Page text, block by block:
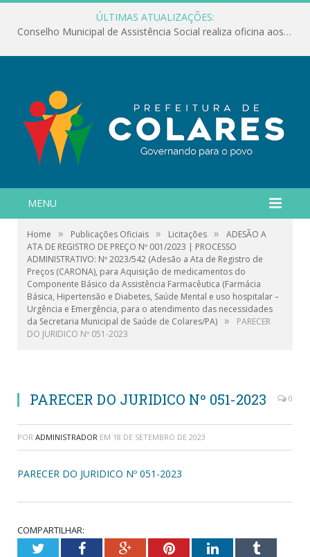
ÚLTIMAS ATUALIZAÇÕES:
Conselho Municipal de Assistência Social realiza oficina aos servidores
MENU
Home » Publicações Oficiais » Licitações »
ADESÃO A
ATA DE REGISTRO DE PREÇO Nº 001/2023 | PROCESSO
ADMINISTRATIVO: Nº 2023/542 (Adesão a Ata de Registro de
Preços (CARONA), para Aquisição de medicamentos do
Componente Básico da Assistência Farmacêutica (Farmácia
Básica, Hipertensão e Diabetes, Saúde Mental e uso hospitalar –
Urgência e Emergência, para o atendimento das necessidades
da Secretaria Municipal de Saúde de Colares/PA) »
PARECER
DO JURIDICO Nº 051-2023
PARECER DO JURIDICO Nº 051-2023 0
POR ADMINISTRADOR EM 18 DE SETEMBRO DE 2023
PARECER DO JURIDICO Nº 051-2023
COMPARTILHAR:
TwitterFacebookGoogle+PinterestLinkedInTumblr